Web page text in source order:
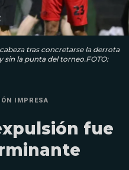
tras concretarse la derrota
sin la punta del torneo.FOTO:
IMPRESA
fue